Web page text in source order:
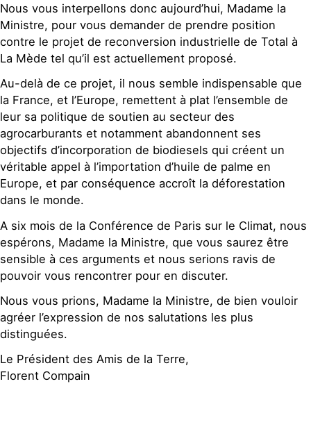
Nous vous interpellons donc aujourd’hui, Madame la
Ministre, pour vous demander de prendre position
contre le projet de reconversion industrielle de Total à
La Mède tel qu’il est actuellement proposé.
Au-delà de ce projet, il nous semble indispensable que
la France, et l’Europe, remettent à plat l’ensemble de
leur sa politique de soutien au secteur des
agrocarburants et notamment abandonnent ses
objectifs d’incorporation de biodiesels qui créent un
véritable appel à l’importation d’huile de palme en
Europe, et par conséquence accroît la déforestation
dans le monde.
A six mois de la Conférence de Paris sur le Climat, nous
espérons, Madame la Ministre, que vous saurez être
sensible à ces arguments et nous serions ravis de
pouvoir vous rencontrer pour en discuter.
Nous vous prions, Madame la Ministre, de bien vouloir
agréer l’expression de nos salutations les plus
distinguées.
Le Président des Amis de la Terre,
Florent Compain